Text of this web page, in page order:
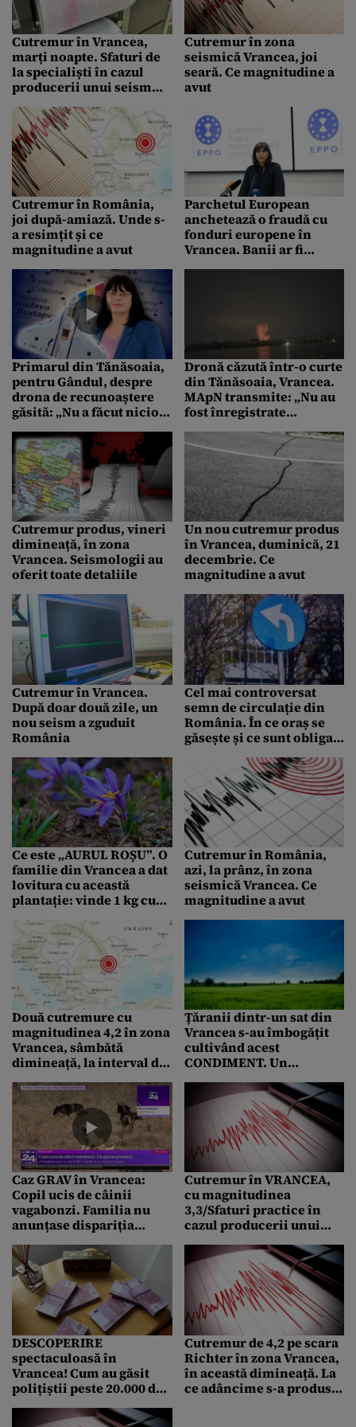
Cutremur în Vrancea,
marți noapte. Sfaturi de
la specialiști în cazul
producerii unui seism
Cutremur în zona
seismică Vrancea, joi
seară. Ce magnitudine a
avut
Cutremur în România,
joi după-amiază. Unde s-
a resimțit și ce
magnitudine a avut
Parchetul European
anchetează o fraudă cu
fonduri europene în
Vrancea. Banii ar fi
Primarul din Tănăsoaia,
pentru Gândul, despre
drona de recunoaştere
găsită: „Nu a făcut nicio
făcută bucăţi-bucăţi”
Dronă căzută într-o curte
din Tănăsoaia, Vrancea.
MApN transmite: „Nu au
fost înregistrate
în spațiul aerian
național”
Cutremur produs, vineri
dimineață, în zona
Vrancea. Seismologii au
oferit toate detaliile
Un nou cutremur produs
în Vrancea, duminică, 21
decembrie. Ce
magnitudine a avut
Cutremur în Vrancea.
După doar două zile, un
nou seism a zguduit
România
Cel mai controversat
semn de circulație din
România. În ce oraș se
găsește și ce sunt obligați
Ce este „AURUL ROȘU”. O
familie din Vrancea a dat
lovitura cu această
plantație: vinde 1 kg cu
Cutremur în România,
azi, la prânz, în zona
seismică Vrancea. Ce
magnitudine a avut
Două cutremure cu
magnitudinea 4,2 în zona
Vrancea, sâmbătă
dimineață, la interval de
s-au simțit și în București
Țăranii dintr-un sat din
Vrancea s-au îmbogățit
cultivând acest
CONDIMENT. Un
100.000 de lei
Caz GRAV în Vrancea:
Copil ucis de câinii
vagabonzi. Familia nu
anunțase dispariția
Cutremur în VRANCEA,
cu magnitudinea
3,3/Sfaturi practice în
cazul producerii unui
intensitate
DESCOPERIRE
spectaculoasă în
Vrancea! Cum au găsit
polițiștii peste 20.000 de
dosare penale deschise
Cutremur de 4,2 pe scara
Richter în zona Vrancea,
în această dimineață. La
ce adâncime s-a produs